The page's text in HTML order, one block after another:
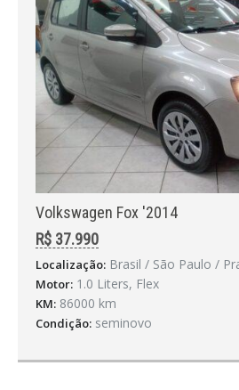
Volkswagen Fox '2014
R$ 37.990
Localização: Brasil / São Paulo /
Motor: 1.0 Liters, Flex
KM: 86000 km
Condição: seminovo